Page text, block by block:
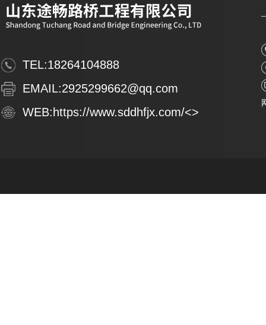
TEL:18264104888
EMAIL:2925299662@qq.com
WEB:https://www.sddhfjx.com/<>